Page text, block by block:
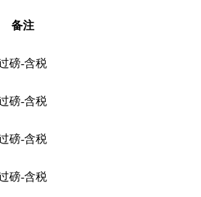
备注
磅-含税
磅-含税
磅-含税
磅-含税